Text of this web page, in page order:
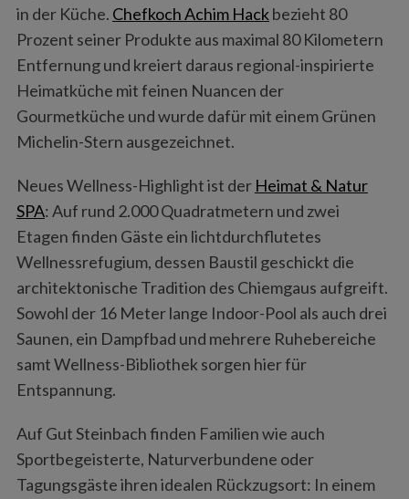
in der Küche. Chefkoch Achim Hackbezieht 80
Prozent seiner Produkte aus maximal 80 Kilometern
Entfernung und kreiert daraus regional-inspirierte
Heimatküche mit feinen Nuancen der
Gourmetküche und wurde dafür mit einem Grünen
Michelin-Stern ausgezeichnet.
Neues Wellness-Highlight ist der Heimat & Natur
SPA: Auf rund 2.000 Quadratmetern und zwei
Etagen finden Gäste ein lichtdurchflutetes
Wellnessrefugium, dessen Baustil geschickt die
architektonische Tradition des Chiemgaus aufgreift.
Sowohl der 16 Meter lange Indoor-Pool als auch drei
Saunen, ein Dampfbad und mehrere Ruhebereiche
samt Wellness-Bibliothek sorgen hier für
Entspannung.
Auf Gut Steinbach finden Familien wie auch
Sportbegeisterte, Naturverbundene oder
Tagungsgäste ihren idealen Rückzugsort: In einem